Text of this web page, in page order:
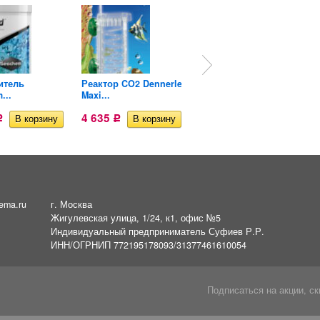
Реактор CO2 Dennerle
Maxi...
4 635 Р
г. Москва
Жигулевская улица, 1/24, к1, офис №5
Индивидуальный предприниматель Суфиев Р.Р.
ИНН/ОГРНИП 772195178093/31377461610054
Подписаться на акции,